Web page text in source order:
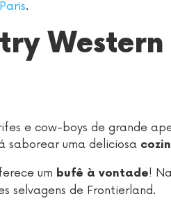
.
e cow-boys de grande
saborear uma deliciosa
um bufê à vontade!
selvagens de Frontierland.